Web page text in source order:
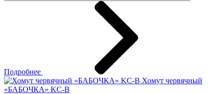
Подробнее
Хомут червячный
«БАБОЧКА» KC-B